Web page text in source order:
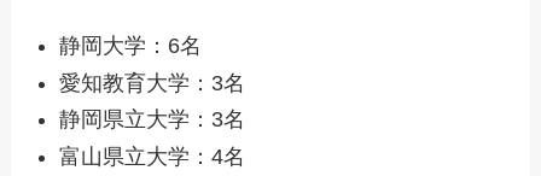
静岡大学：6名
愛知教育大学：3名
静岡県立大学：3名
富山県立大学：4名